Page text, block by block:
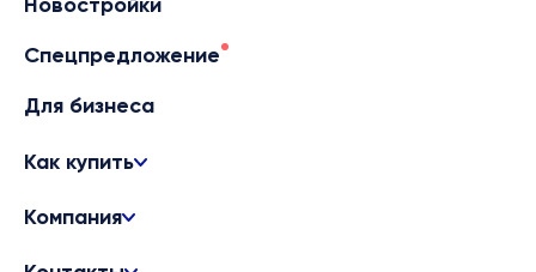
Спецпредложение
Для бизнеса
Как купить
Компания